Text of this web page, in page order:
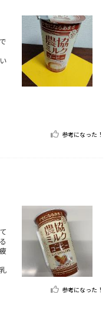
参考になった！
参考になった！